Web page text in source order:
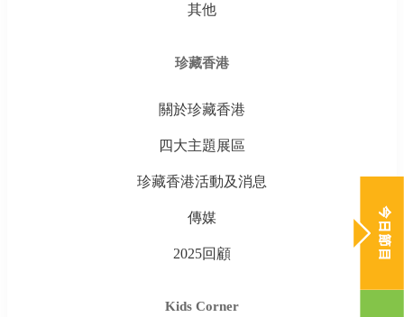
其他
珍藏香港
關於珍藏香港
四大主題展區
珍藏香港活動及消息
傳媒
2025回顧
Kids Corner